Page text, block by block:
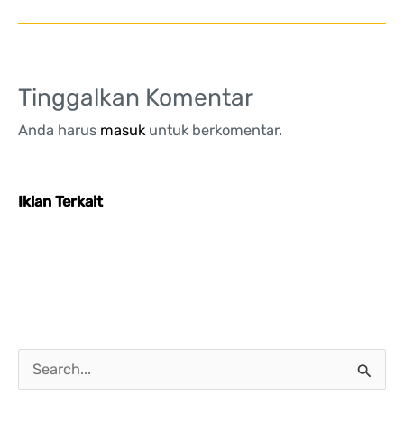
Tinggalkan Komentar
Anda harus masuk untuk berkomentar.
Iklan Terkait
a